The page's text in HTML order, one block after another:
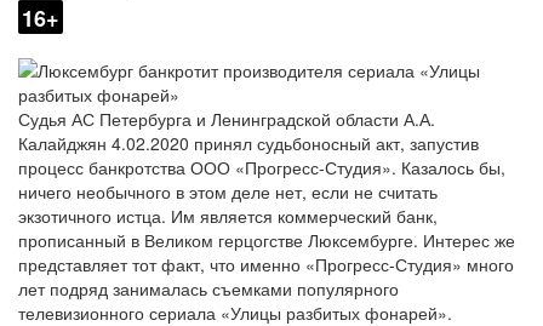
16+
Судья АС Петербурга и Ленинградской области А.А.
Калайджян 4.02.2020 принял судьбоносный акт, запустив
процесс банкротства ООО «Прогресс-Студия». Казалось бы,
ничего необычного в этом деле нет, если не считать
экзотичного истца. Им является коммерческий банк,
прописанный в Великом герцогстве Люксембурге. Интерес же
представляет тот факт, что именно «Прогресс-Студия» много
лет подряд занималась съемками популярного
телевизионного сериала «Улицы разбитых фонарей».